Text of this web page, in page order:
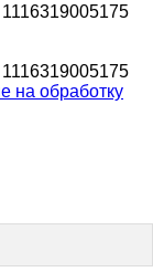
на обработку